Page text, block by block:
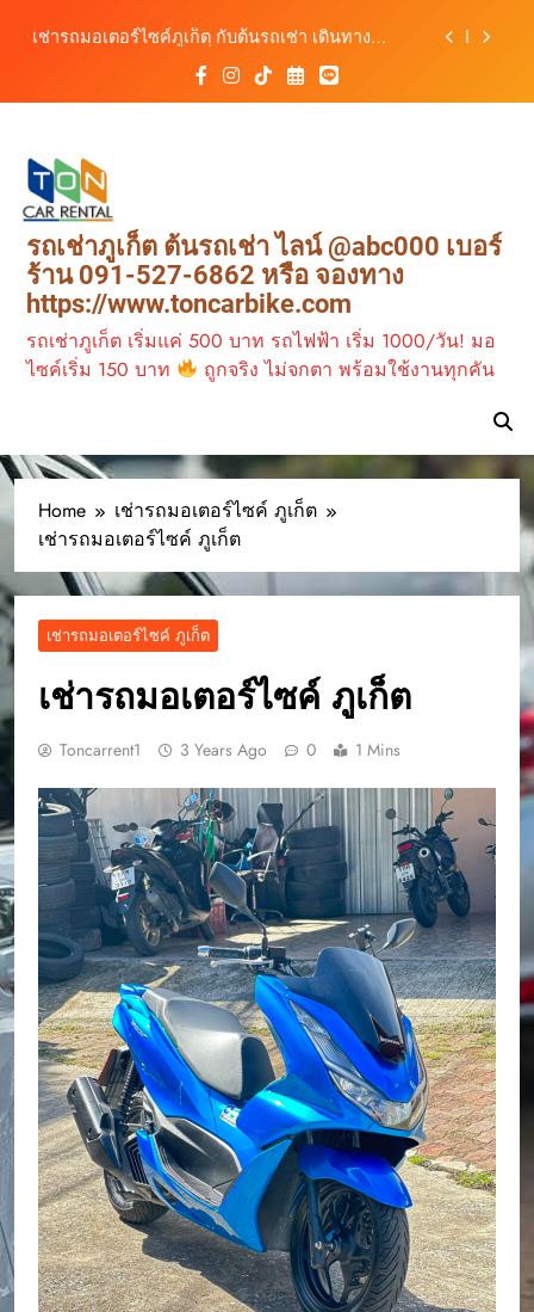
เช่ารถมอเตอร์ไซค์ภูเก็ต กับต้นรถเช่า เดินทาง
ต้นรถเช่า ครบทุกฟังก์ชันการใช้งาน ครบทุกประเภท
รถ ตอบโจทย์ทุกการเดินทางในภูเก็ต
สิงหาคม–ตุลาคม 2569
ต้นรถเช่าภูเก็ต บริการรถเช่าครบวงจร ราคาคุ้มค่า
เดินทางสะดวกทุกเส้นทาง
เช่ารถมอเตอร์ไซค์ภูเก็ต กับต้นรถเช่า เดินทาง
สะดวก ราคาประหยัด เริ่มต้นเพียง 150 บาท/วัน
ต้นรถเช่า ครบทุกฟังก์ชันการใช้งาน ครบทุกประเภท
รถ ตอบโจทย์ทุกการเดินทางในภูเก็ต
รถเช่าภูเก็ต ต้นรถเช่า ไลน์ @abc000 เบอร์
ร้าน 091-527-6862 หรือ จองทาง
https://www.toncarbike.com
รถเช่าภูเก็ต เริ่มแค่ 500 บาท รถไฟฟ้า เริ่ม 1000/วัน! มอ
ไซค์เริ่ม 150 บาท
ถูกจริง ไม่จกตา พร้อมใช้งานทุกคัน
Home
เช่ารถมอเตอร์ไซค์ ภูเก็ต
เช่ารถมอเตอร์ไซค์ ภูเก็ต
เช่ารถมอเตอร์ไซค์ ภูเก็ต
เช่ารถมอเตอร์ไซค์ ภูเก็ต
Toncarrent1 3 Years Ago 0 1 Mins